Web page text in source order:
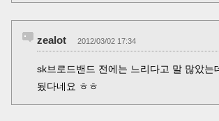
zealot 2012/03/02 17:34
sk브로드밴드 전에는 느리다고 말 많았는
됬다네요 ㅎㅎ